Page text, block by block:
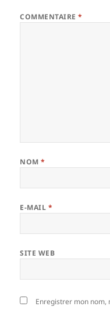
COMMENTAIRE*
NOM*
E-MAIL *
SITE WEB
Enregistrer mon nom,